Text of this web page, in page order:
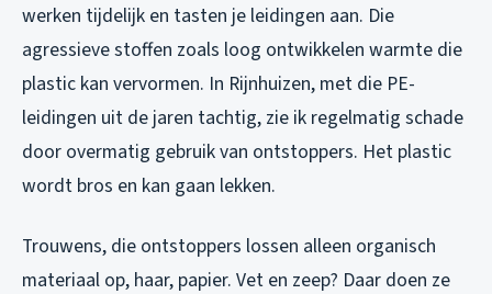
werken tijdelijk en tasten je leidingen aan. Die
agressieve stoffen zoals loog ontwikkelen warmte die
plastic kan vervormen. In Rijnhuizen, met die PE-
leidingen uit de jaren tachtig, zie ik regelmatig schade
door overmatig gebruik van ontstoppers. Het plastic
wordt bros en kan gaan lekken.
Trouwens, die ontstoppers lossen alleen organisch
materiaal op, haar, papier. Vet en zeep? Daar doen ze